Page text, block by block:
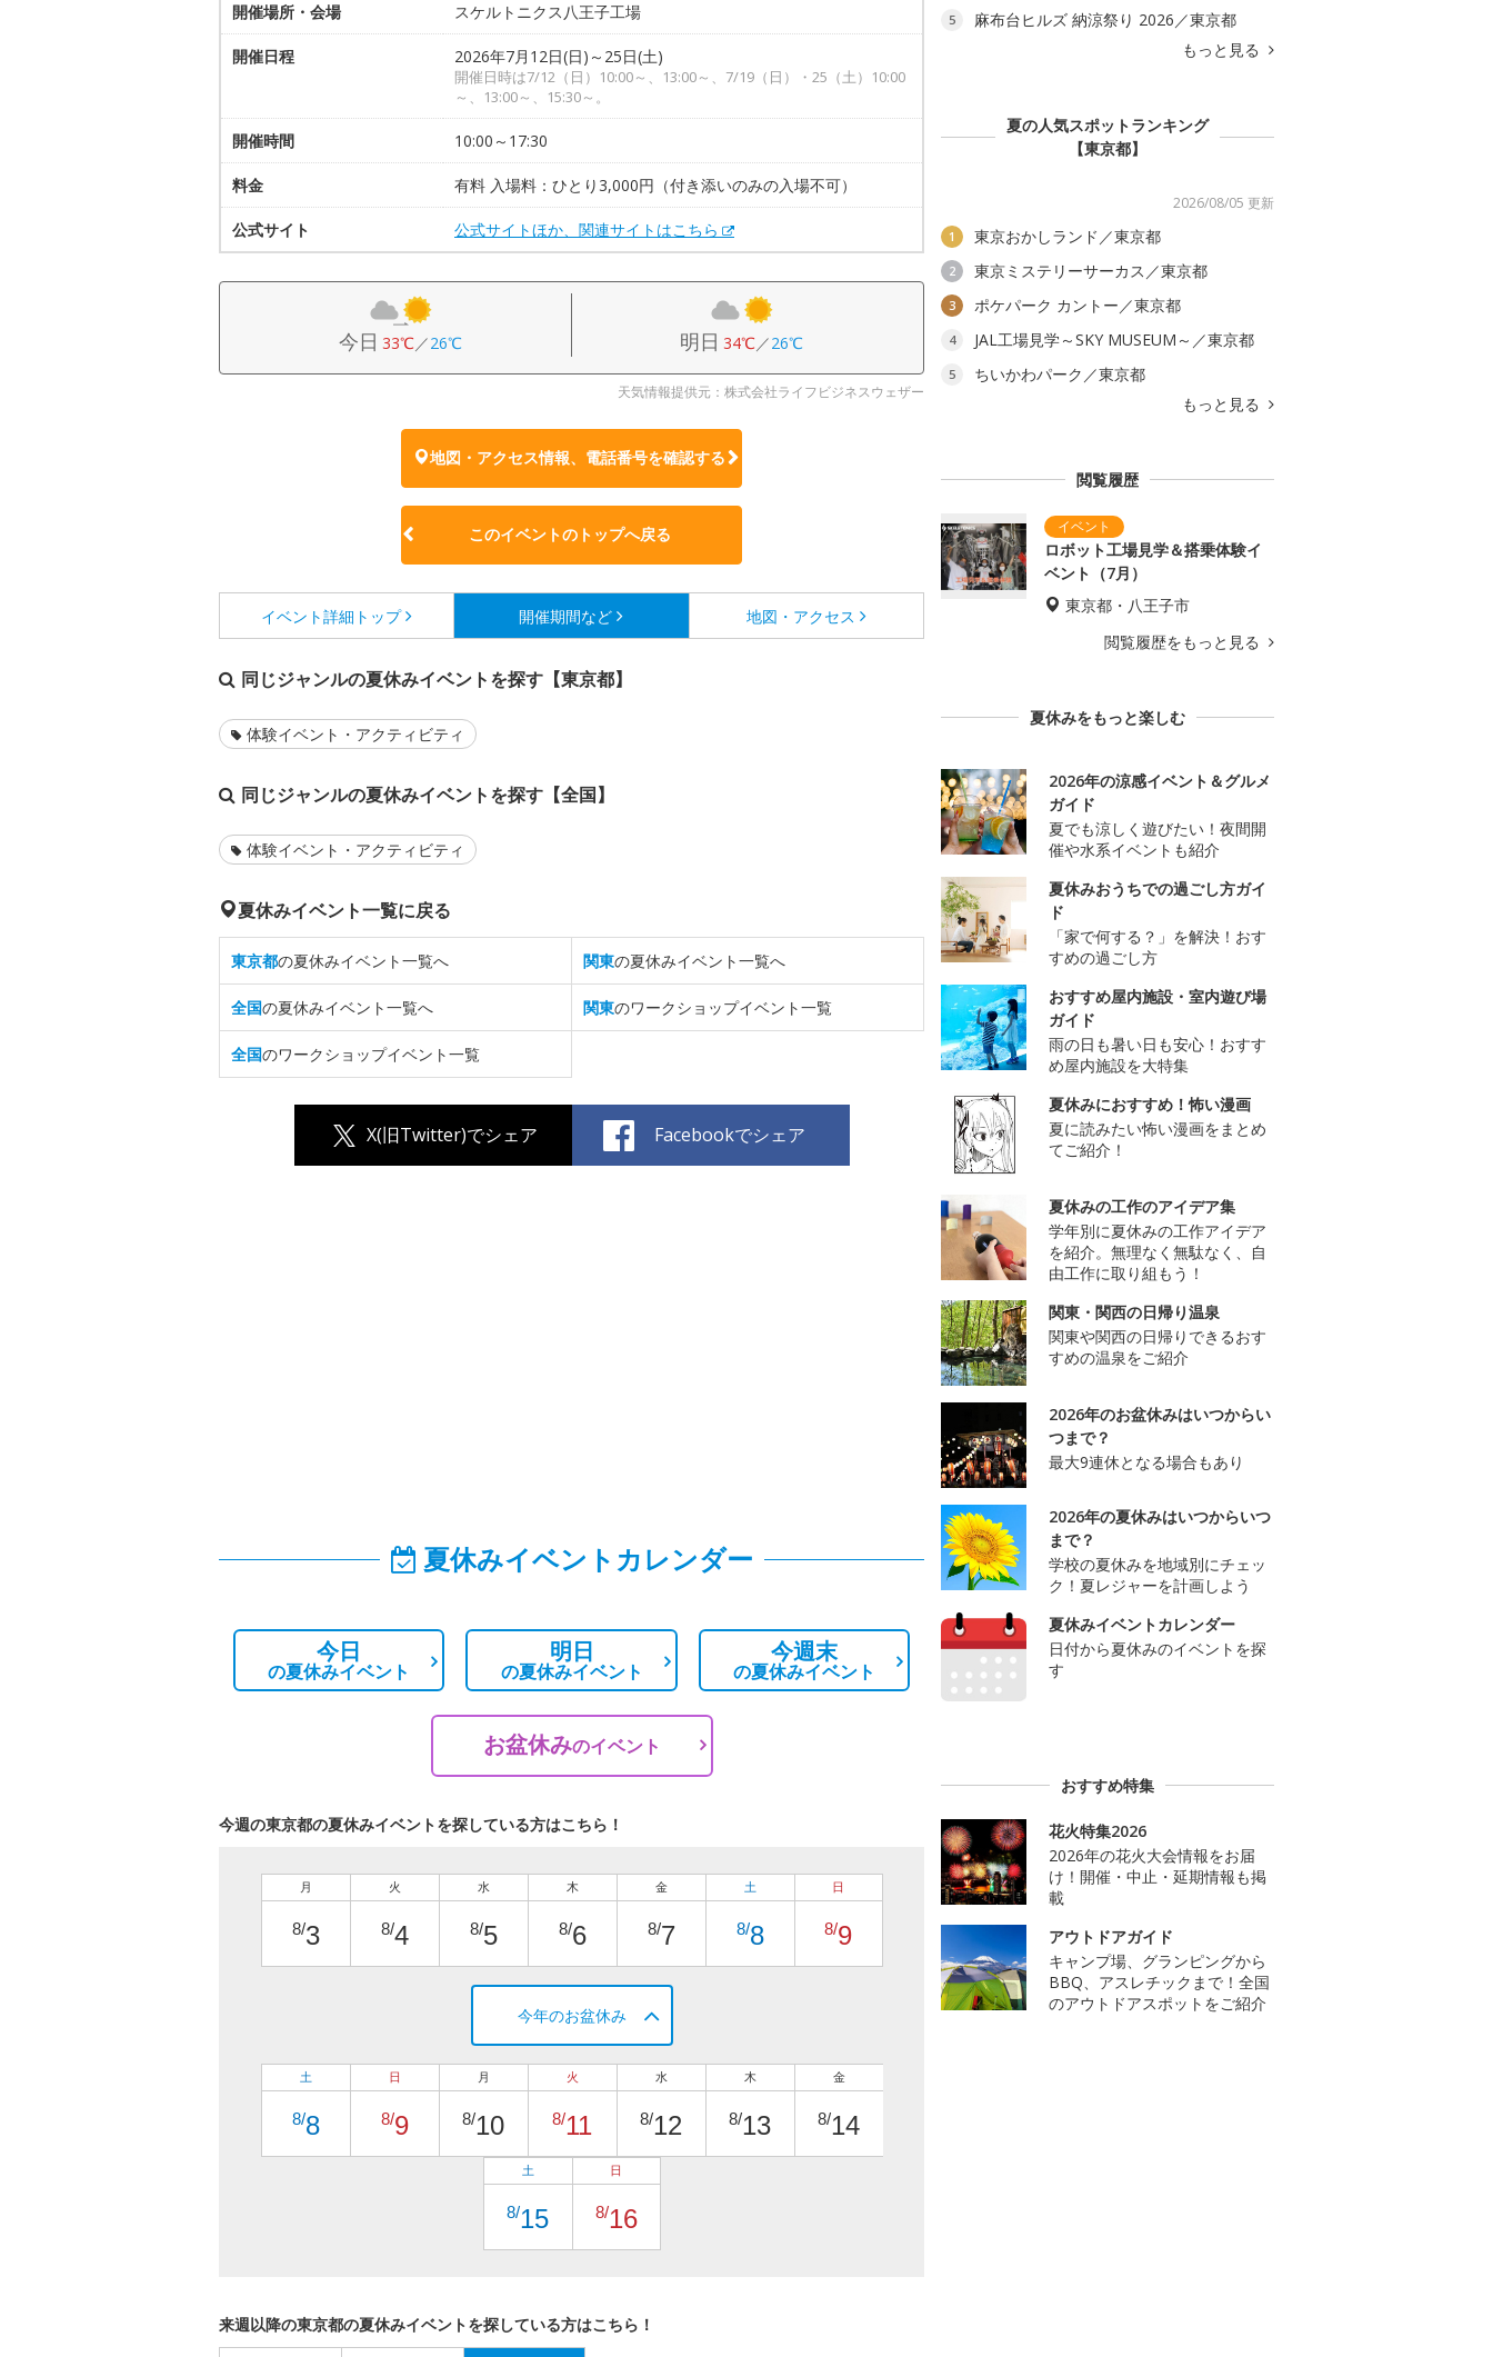
開催場所・会場 スケルトニクス八王子工場
開催日程 2026年7月12日(日)～25日(土)
開催日時は7/12（日）10:00～、13:00～、7/19（日）・25（土）10:00
～、13:00～、15:30～。
開催時間 10:00～17:30
料金 有料 入場料：ひとり3,000円（付き添いのみの入場不可）
公式サイト 公式サイトほか、関連サイトはこちら
今日 33℃／26℃ 明日 34℃／26℃
天気情報提供元：株式会社ライフビジネスウェザー
地図・アクセス情報、電話番号を確認する
このイベントのトップへ戻る
イベント詳細 トップ 開催期間など 地図・アクセス
同じジャンルの夏休みイベントを探す【東京都】
体験イベント・アクティビティ
同じジャンルの夏休みイベントを探す【全国】
体験イベント・アクティビティ
夏休みイベント一覧に戻る
東京都の夏休みイベント一覧へ 関東の夏休みイベント一覧へ
全国の夏休みイベント一覧へ 関東のワークショップイベント一覧
全国のワークショップイベント一覧
X(旧Twitter)でシェア Facebookでシェア
夏休みイベントカレンダー
今日
の夏休みイベント
明日
の夏休みイベント
今週末
の夏休みイベント
お盆休みのイベント
今週の東京都の夏休みイベントを探している方はこちら！
月
8/3
火
8/4
水
8/5
木
8/6
金
8/7
土
8/8
日
8/9
今年のお盆休み
土
8/8
日
8/9
月
8/10
火
8/11
水
8/12
木
8/13
金
8/14
土
8/15
日
8/16
来週以降の東京都の夏休みイベントを探している方はこちら！
5
麻布台ヒルズ 納涼祭り 2026／東京都
もっと見る
夏の人気スポットランキング
【東京都】
2026/08/05 更新
1 東京おかしランド／東京都
2 東京ミステリーサーカス／東京都
3 ポケパーク カントー／東京都
4 JAL工場見学～SKY MUSEUM～／東京都
5
ちいかわパーク／東京都
もっと見る
閲覧履歴
ロボット工場見学＆搭乗体験イ
ベント（7月）
東京都・八王子市
閲覧履歴をもっと見る
夏休みをもっと楽しむ
2026年の涼感イベント＆グルメ
ガイド
夏でも涼しく遊びたい！夜間開
催や水系イベントも紹介
夏休みおうちでの過ごし方ガイ
ド
「家で何する？」を解決！おす
すめの過ごし方
おすすめ屋内施設・室内遊び場
ガイド
雨の日も暑い日も安心！おすす
め屋内施設を大特集
夏休みにおすすめ！怖い漫画
夏に読みたい怖い漫画をまとめ
てご紹介！
夏休みの工作のアイデア集
学年別に夏休みの工作アイデア
を紹介。無理なく無駄なく、自
由工作に取り組もう！
関東・関西の日帰り温泉
関東や関西の日帰りできるおす
すめの温泉をご紹介
2026年のお盆休みはいつからい
つまで？
最大9連休となる場合もあり
2026年の夏休みはいつからいつ
まで？
学校の夏休みを地域別にチェッ
ク！夏レジャーを計画しよう
夏休みイベントカレンダー
日付から夏休みのイベントを探
す
おすすめ特集
花火特集2026
2026年の花火大会情報をお届
け！開催・中止・延期情報も掲
載
アウトドアガイド
キャンプ場、グランピングから
BBQ、アスレチックまで！全国
のアウトドアスポットをご紹介